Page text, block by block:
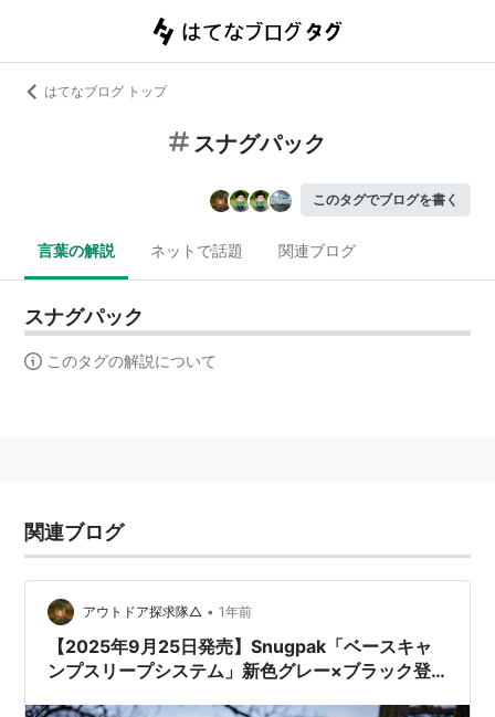
はてなブログ トップ
スナグパック
このタグでブログを書く
言葉の解説 ネットで話題 関連ブログ
スナグパック
このタグの解説について
関連ブログ
アウトドア探求隊△ • 1年前
【2025年9月25日発売】Snugpak「ベースキャ
ンプスリープシステム」新色グレー×ブラック登